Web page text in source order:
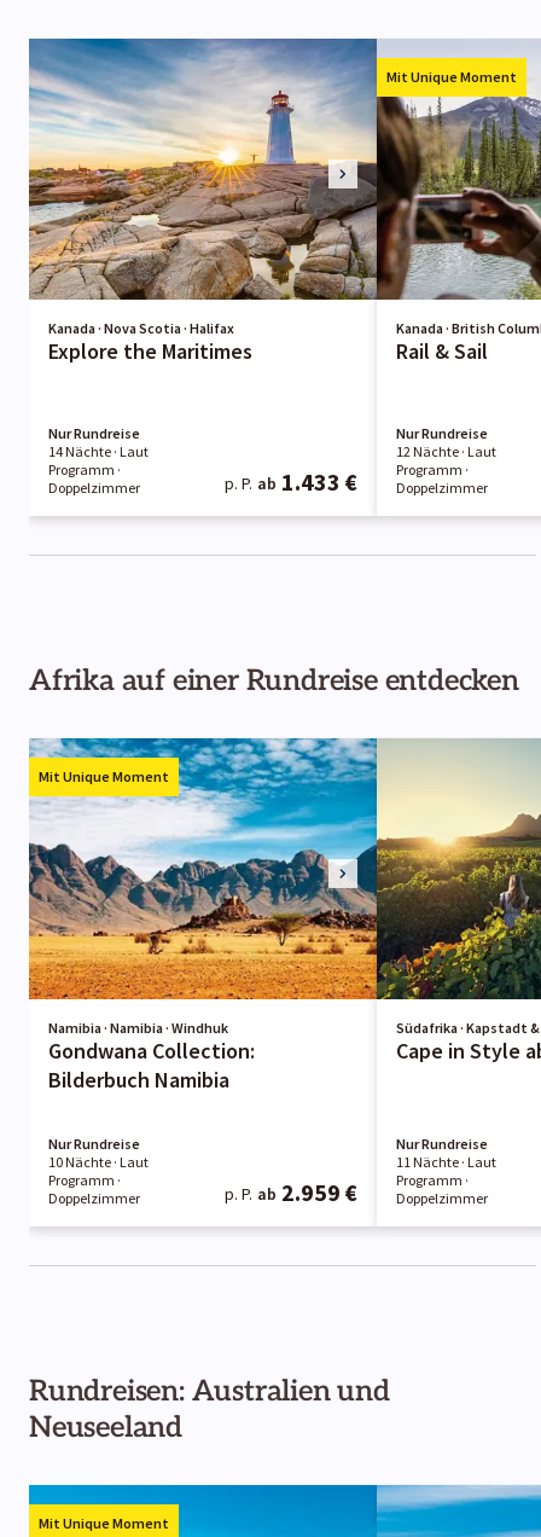
Kanada · Nova Scotia · Halifax
Explore the Maritimes
Nur Rundreise
14 Nächte · Laut
Programm ·
Doppelzimmer
p. P. ab 1.433 €
Mit Unique Moment
Kanada · British
Rail & Sail
Nur Rundreise
12 Nächte · Laut
Programm ·
Doppelzimmer
Afrika auf einer Rundreise entdecken
Mit Unique Moment
Namibia · Namibia · Windhuk
Gondwana Collection:
Bilderbuch Namibia
Nur Rundreise
10 Nächte · Laut
Programm ·
Doppelzimmer
p. P. ab 2.959 €
Südafrika · Kapstadt
Cape in Style
Nur Rundreise
11 Nächte · Laut
Programm ·
Doppelzimmer
Rundreisen: Australien und
Neuseeland
Mit Unique Moment